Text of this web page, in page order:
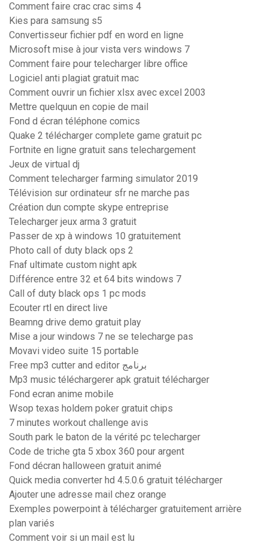
Comment faire crac crac sims 4
Kies para samsung s5
Convertisseur fichier pdf en word en ligne
Microsoft mise à jour vista vers windows 7
Comment faire pour telecharger libre office
Logiciel anti plagiat gratuit mac
Comment ouvrir un fichier xlsx avec excel 2003
Mettre quelquun en copie de mail
Fond d écran téléphone comics
Quake 2 télécharger complete game gratuit pc
Fortnite en ligne gratuit sans telechargement
Jeux de virtual dj
Comment telecharger farming simulator 2019
Télévision sur ordinateur sfr ne marche pas
Création dun compte skype entreprise
Telecharger jeux arma 3 gratuit
Passer de xp à windows 10 gratuitement
Photo call of duty black ops 2
Fnaf ultimate custom night apk
Différence entre 32 et 64 bits windows 7
Call of duty black ops 1 pc mods
Ecouter rtl en direct live
Beamng drive demo gratuit play
Mise a jour windows 7 ne se telecharge pas
Movavi video suite 15 portable
Free mp3 cutter and editor برنامج
Mp3 music téléchargerer apk gratuit télécharger
Fond ecran anime mobile
Wsop texas holdem poker gratuit chips
7 minutes workout challenge avis
South park le baton de la vérité pc telecharger
Code de triche gta 5 xbox 360 pour argent
Fond décran halloween gratuit animé
Quick media converter hd 4.5.0.6 gratuit télécharger
Ajouter une adresse mail chez orange
Exemples powerpoint à télécharger gratuitement arrière
plan variés
Comment voir si un mail est lu